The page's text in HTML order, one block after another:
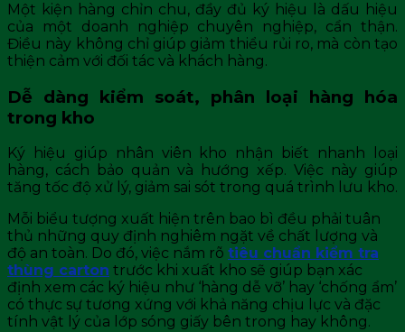
Một kiện hàng chỉn chu, đầy đủ ký hiệu là dấu hiệu
của một doanh nghiệp chuyên nghiệp, cẩn thận.
Điều này không chỉ giúp giảm thiểu rủi ro, mà còn tạo
thiện cảm với đối tác và khách hàng.
Dễ dàng kiểm soát, phân loại hàng hóa
trong kho
Ký hiệu giúp nhân viên kho nhận biết nhanh loại
hàng, cách bảo quản và hướng xếp. Việc này giúp
tăng tốc độ xử lý, giảm sai sót trong quá trình lưu kho.
Mỗi biểu tượng xuất hiện trên bao bì đều phải tuân
thủ những quy định nghiêm ngặt về chất lượng và
độ an toàn. Do đó, việc nắm rõ tiêu chuẩn kiểm tra
thùng carton trước khi xuất kho sẽ giúp bạn xác
định xem các ký hiệu như ‘hàng dễ vỡ’ hay ‘chống ẩm’
có thực sự tương xứng với khả năng chịu lực và đặc
tính vật lý của lớp sóng giấy bên trong hay không.